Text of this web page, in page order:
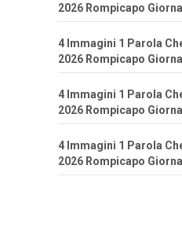
2026 Rompicapo
4 Immagini 1 Parola
2026 Rompicapo
4 Immagini 1 Parola
2026 Rompicapo
4 Immagini 1 Parola
2026 Rompicapo